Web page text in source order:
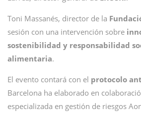
Toni Massanés, director de la
sesión con una intervención sobre
sostenibilidad y responsabilidad
alimentaria.
El evento contará con el protocolo
Barcelona ha elaborado en
especializada en gestión de riesgos